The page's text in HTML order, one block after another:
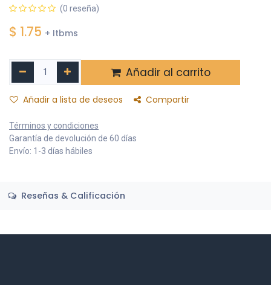
(0 reseña)
$ 1.75 + Itbms
Añadir al carrito
Añadir a lista de deseos Compartir
Términos y condiciones
Garantía de devolución de 60 días
Envío: 1-3 días hábiles
Reseñas & Calificación